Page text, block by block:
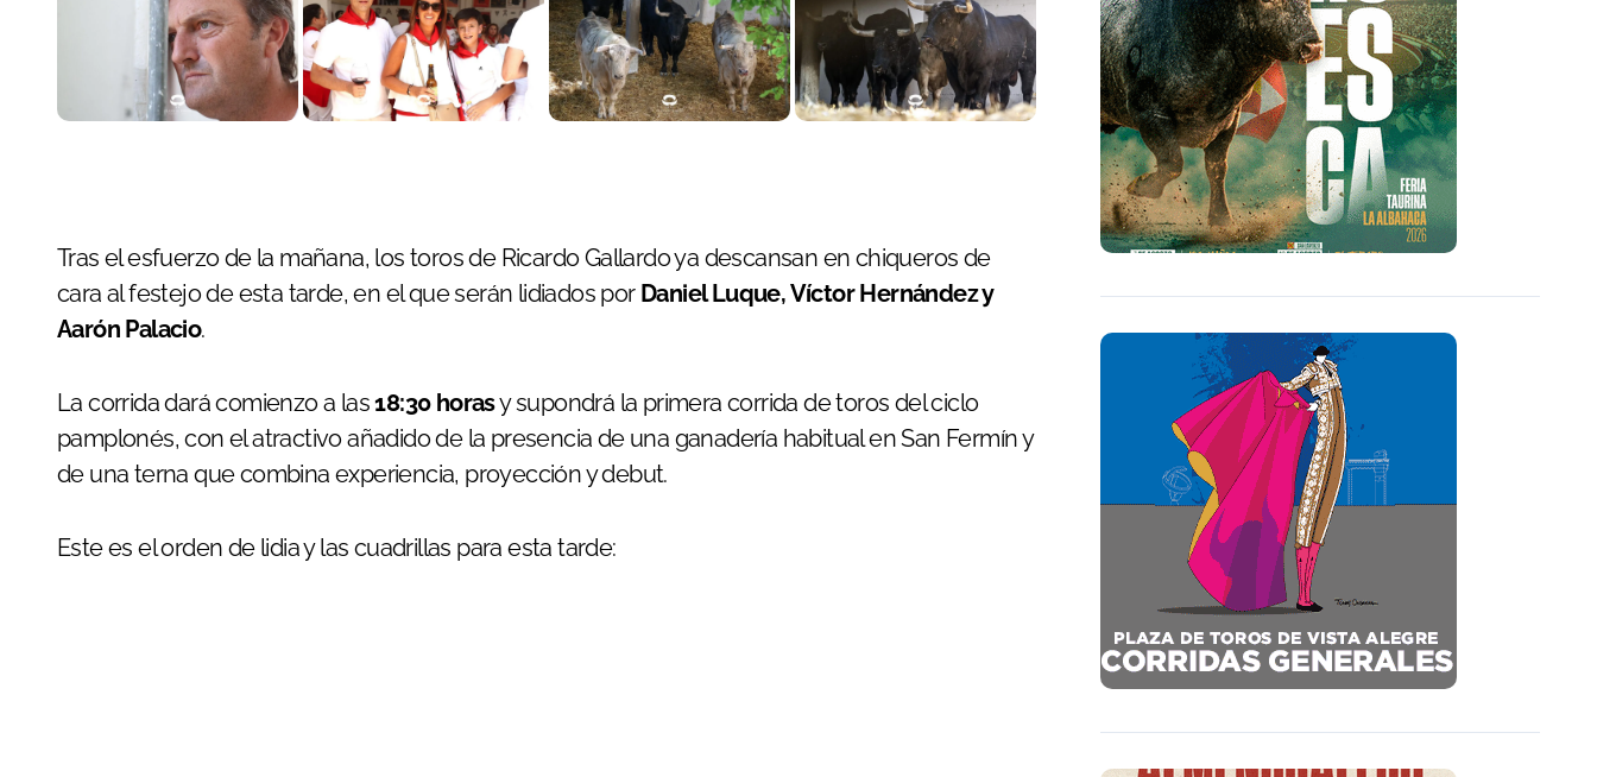
Tras el esfuerzo de la mañana, los toros de Ricardo Gallardo ya descansan en chiqueros de
cara al festejo de esta tarde, en el que serán lidiados por Daniel Luque, Víctor Hernández y
Aarón Palacio.
La corrida dará comienzo a las18:30 horasy supondrá la primera corrida de toros del ciclo
pamplonés, con el atractivo añadido de la presencia de una ganadería habitual en San Fermín y
de una terna que combina experiencia, proyección y debut.
Este es el orden de lidia y las cuadrillas para esta tarde: